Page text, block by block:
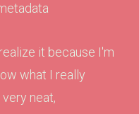
it because I'm
what I really
neat,